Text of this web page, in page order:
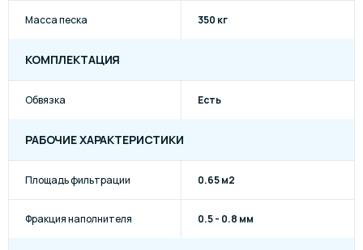
Масса песка 350 кг
КОМПЛЕКТАЦИЯ
Обвязка Есть
РАБОЧИЕ ХАРАКТЕРИСТИКИ
Площадь фильтрации 0.65 м2
Фракция наполнителя 0.5 - 0.8 мм